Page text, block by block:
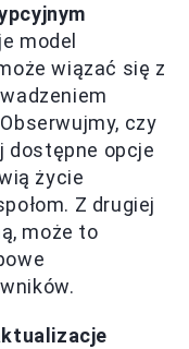
model
wiązać się z
czy
dostępne opcje
życie
Z drugiej
może to